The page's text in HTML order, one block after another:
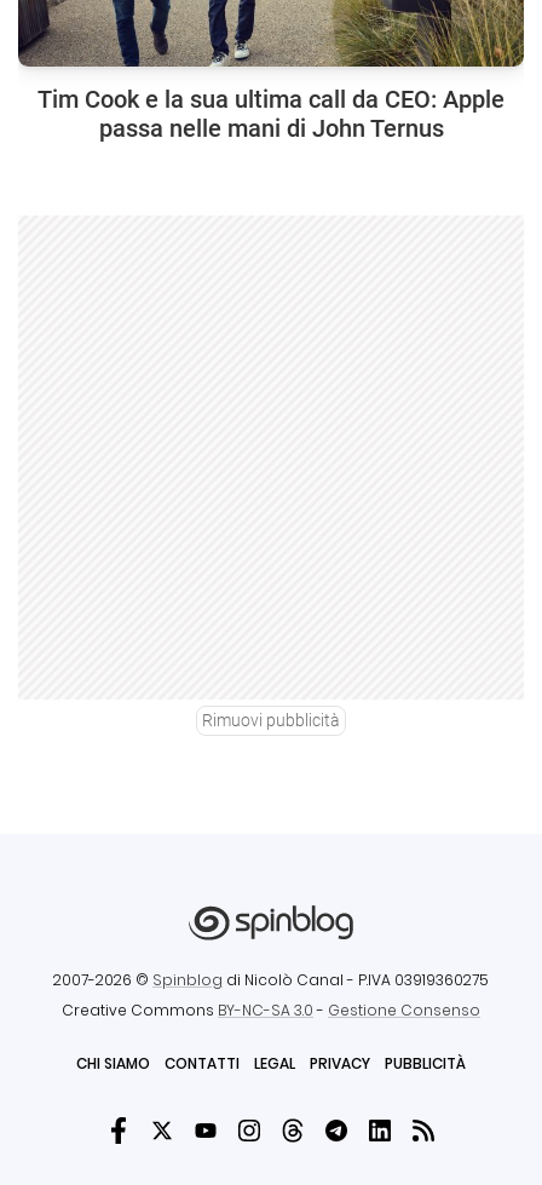
Tim Cook e la sua ultima call da CEO: Apple
passa nelle mani di John Ternus
Rimuovi pubblicità
2007-2026 © Spinblog di Nicolò Canal - P.IVA 03919360275
Creative Commons BY-NC-SA 3.0- Gestione Consenso
CHI SIAMO CONTATTI LEGAL PRIVACY PUBBLICITÀ